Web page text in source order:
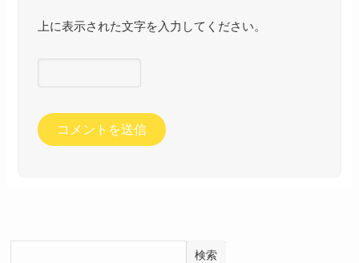
上に表示された文字を入力してください。
検索